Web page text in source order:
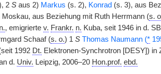
2 Saus 2) Markus (s. 2), Konrad (s. 3), aus
Moskau, aus Beziehung mit Ruth Herrmann (s.
, emigrierte v. Frankr. n. Kuba, seit 1946 in d.
Schaaf (s. o.) 1 S Thomas Naumann (*
1992 Dt. Elektronen-Synchrotron [DESY]) in
d. Univ. Leipzig, 2006–20 Hon.prof. ebd.